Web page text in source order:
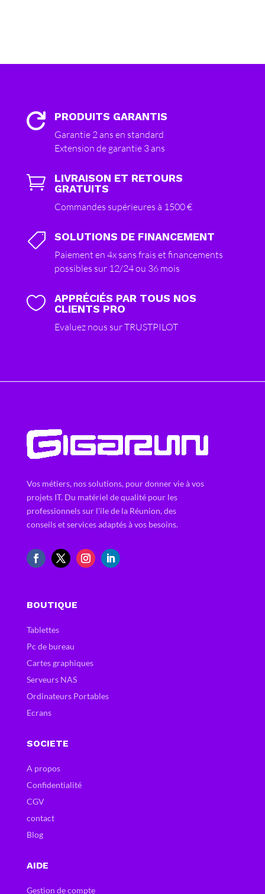
 PRODUITS GARANTIS
Garantie 2 ans en standard
Extension de garantie 3 ans

LIVRAISON ET RETOURS
GRATUITS
Commandes supérieures à 1500 €
 SOLUTIONS DE FINANCEMENT
Paiement en 4x sans frais et financements
possibles sur 12/24 ou 36 mois

APPRÉCIÉS PAR TOUS NOS
CLIENTS PRO
Evaluez nous sur TRUSTPILOT
Vos métiers, nos solutions, pour donner vie à vos
projets IT. Du matériel de qualité pour les
professionnels sur l'ile de la Réunion, des
conseils et services adaptés à vos besoins.
BOUTIQUE
Tablettes
Pc de bureau
Cartes graphiques
Serveurs NAS
Ordinateurs Portables
Ecrans
SOCIETE
A propos
Confidentialité
CGV
contact
Blog
AIDE
Gestion de compte